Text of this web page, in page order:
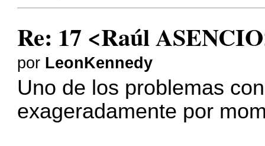
Re: 17 <Raúl
por LeonKennedy
Uno de los problemas
exageradamente por